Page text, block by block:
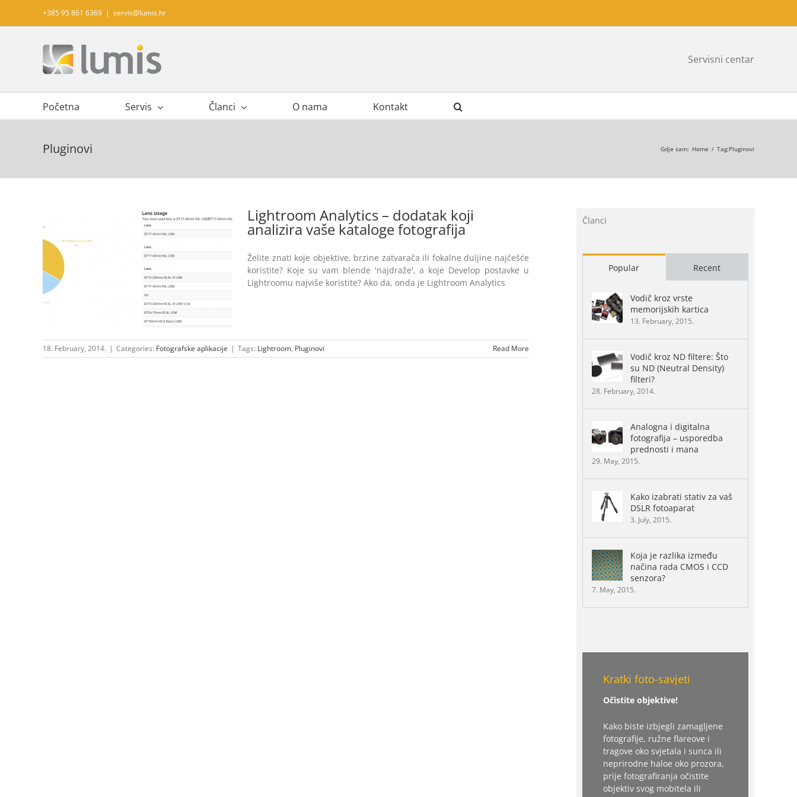
content
+385 95 861 6369 | servis@lumis.hr
Servisni centar
Početna Servis Članci O nama Kontakt
Pluginovi Gdje sam: Home / Tag:Pluginovi
Lightroom Analytics – dodatak koji
analizira vaše kataloge fotografija
Želite znati koje objektive, brzine zatvarača ili fokalne duljine najčešće
koristite? Koje su vam blende 'najdraže', a koje Develop postavke u
Lightroomu najviše koristite? Ako da, onda je Lightroom Analytics
18. February, 2014. | Categories: Fotografske aplikacije | Tags: Lightroom, Pluginovi Read More
Članci
Popular Recent
Vodič kroz vrste
memorijskih kartica
13. February, 2015.
Vodič kroz ND filtere: Što
su ND (Neutral Density)
filteri?
28. February, 2014.
Analogna i digitalna
fotografija – usporedba
prednosti i mana
29. May, 2015.
Kako izabrati stativ za vaš
DSLR fotoaparat
3. July, 2015.
Koja je razlika između
načina rada CMOS i CCD
senzora?
7. May, 2015.
Kratki foto-savjeti
Očistite objektive!
Kako biste izbjegli zamagljene
fotografije, ružne flareove i
tragove oko svjetala i sunca ili
neprirodne haloe oko prozora,
prije fotografiranja očistite
objektiv svog mobitela ili